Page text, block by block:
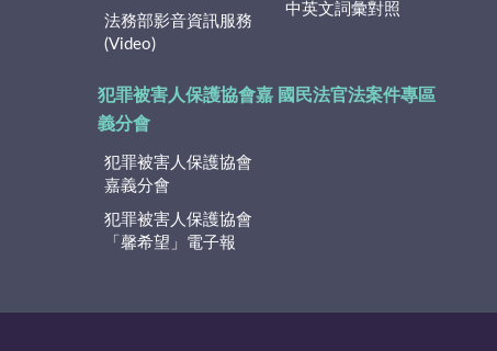
法務部影音資訊服務
(Video)
中英文詞彙對照
犯罪被害人保護協會嘉
義分會
犯罪被害人保護協會
嘉義分會
犯罪被害人保護協會
「馨希望」電子報
國民法官法案件專區